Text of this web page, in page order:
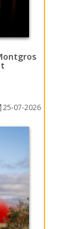
25-07-2026